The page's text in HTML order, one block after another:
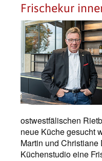
Frischekur
ostwestfälischen
neue Küche gesucht
Martin und
Küchenstudio eine